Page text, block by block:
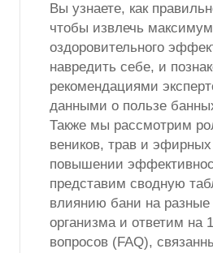
Вы узнаете, как
чтобы извлечь максимум
оздоровительного
навредить себе, и
рекомендациями
данными о пользе
Также мы рассмотрим
веников, трав и
повышении
представим сводную
влиянию бани на
организма и ответим на
вопросов (FAQ),